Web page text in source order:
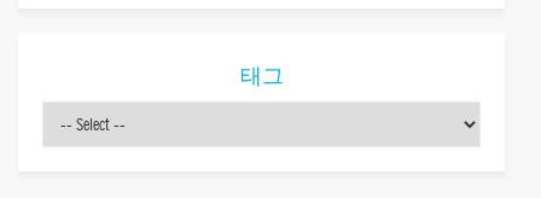
태그